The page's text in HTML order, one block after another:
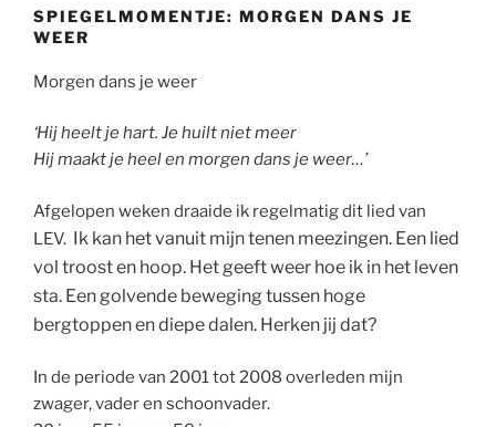
SPIEGELMOMENTJE: MORGEN DANS JE
WEER
Morgen dans je weer
‘Hij heelt je hart. Je huilt niet meer
Hij maakt je heel en morgen dans je weer…’
Afgelopen weken draaide ik regelmatig dit lied van
LEV. Ik kan het vanuit mijn tenen meezingen. Een lied
vol troost en hoop. Het geeft weer hoe ik in het leven
sta. Een golvende beweging tussen hoge
bergtoppen en diepe dalen. Herken jij dat?
In de periode van 2001 tot 2008 overleden mijn
zwager, vader en schoonvader.